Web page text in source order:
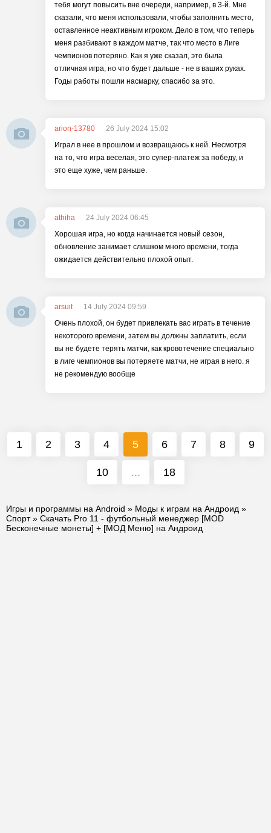
тебя могут повысить вне очереди, например, в 3-й. Мне
сказали, что меня использовали, чтобы заполнить место,
оставленное неактивным игроком. Дело в том, что теперь
меня разбивают в каждом матче, так что место в Лиге
чемпионов потеряно. Как я уже сказал, это была
отличная игра, но что будет дальше - не в ваших руках.
Годы работы пошли насмарку, спасибо за это.
arion-13780
26 July 2024 15:02
Играл в нее в прошлом и возвращаюсь к ней. Несмотря
на то, что игра веселая, это супер-платеж за победу, и
это еще хуже, чем раньше.
athiha
24 July 2024 06:45
Хорошая игра, но когда начинается новый сезон,
обновление занимает слишком много времени, тогда
ожидается действительно плохой опыт.
arsuit
14 July 2024 09:59
Очень плохой, он будет привлекать вас играть в течение
некоторого времени, затем вы должны заплатить, если
вы не будете терять матчи, как кровотечение специально
в лиге чемпионов вы потеряете матчи, не играя в него. я
не рекомендую вообще
1 2 3 4 5 6 7 8 9
10 ... 18
Игры и программы на Android » Моды к играм на Андроид »
Спорт» Скачать Pro 11 - футбольный менеджер [MOD
Бесконечные монеты] + [МОД Меню] на Андроид